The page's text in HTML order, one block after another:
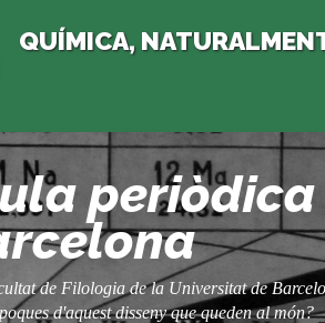
QUÍMICA,
de Filologia de la Universitat de
d'aquest disseny que queden al món?